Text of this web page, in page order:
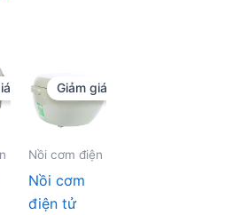
₫.
Giảm giá!
Nồi cơm điện
Nồi cơm
điện tử